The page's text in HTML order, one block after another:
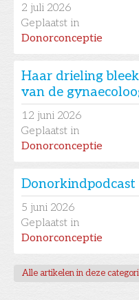
2 juli 2026
Geplaatst in
Donorconceptie
Haar drieling
van de
12 juni 2026
Geplaatst in
Donorconceptie
5 juni 2026
Geplaatst in
Donorconceptie
Alle artikelen in deze